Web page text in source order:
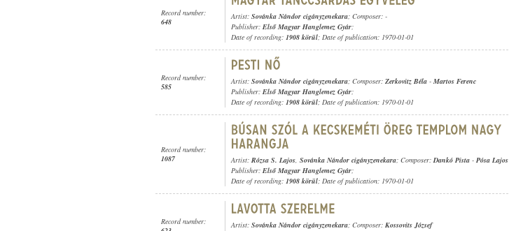
Record number:
648
Artist: Sovánka Nándor cigányzenekara; Composer: -
Publisher: Első Magyar Hanglemez Gyár;
Date of recording: 1908 körül; Date of publication: 1970-01-01
Record number:
585
Artist: Sovánka Nándor cigányzenekara; Composer: Zerkovitz Béla - Martos Ferenc
Publisher: Első Magyar Hanglemez Gyár;
Date of recording: 1908 körül; Date of publication: 1970-01-01
Record number:
1087
Artist: Rózsa S. Lajos, Sovánka Nándor cigányzenekara; Composer:Dankó Pista - Pósa Lajos
Publisher: Első Magyar Hanglemez Gyár;
Date of recording: 1908 körül; Date of publication: 1970-01-01
Record number:
Artist: Sovánka Nándor cigányzenekara; Composer: Kossovits József